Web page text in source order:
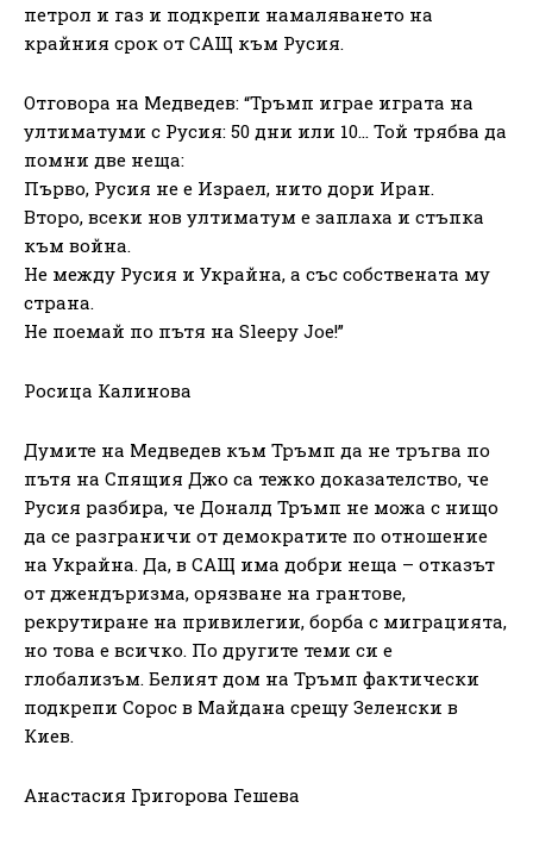
петрол и газ и подкрепи намаляването на
крайния срок от САЩ към Русия.
Отговора на Медведев: “Тръмп играе играта на
ултиматуми с Русия: 50 дни или 10… Той трябва да
помни две неща:
Първо, Русия не е Израел, нито дори Иран.
Второ, всеки нов ултиматум е заплаха и стъпка
към война.
Не между Русия и Украйна, а със собствената му
страна.
Не поемай по пътя на Sleepy Joe!”
Росица Калинова
Думите на Медведев към Тръмп да не тръгва по
пътя на Спящия Джо са тежко доказателство, че
Русия разбира, че Доналд Тръмп не можа с нищо
да се разграничи от демократите по отношение
на Украйна. Да, в САЩ има добри неща – отказът
от джендъризма, орязване на грантове,
рекрутиране на привилегии, борба с миграцията,
но това е всичко. По другите теми си е
глобализъм. Белият дом на Тръмп фактически
подкрепи Сорос в Майдана срещу Зеленски в
Киев.
Анастасия Григорова Гешева